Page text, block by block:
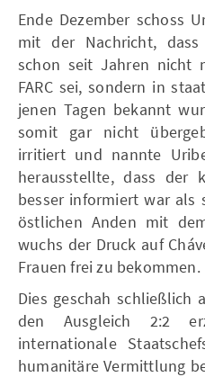
Ende Dezember schoss
mit der Nachricht, dass
schon seit Jahren nicht
FARC sei, sondern in
jenen Tagen bekannt
somit gar nicht
irritiert und nannte
herausstellte, dass der
besser informiert war als
östlichen Anden mit
wuchs der Druck auf
Frauen frei zu bekommen.
Dies geschah schließlich
den Ausgleich 2:2
internationale
humanitäre Vermittlung